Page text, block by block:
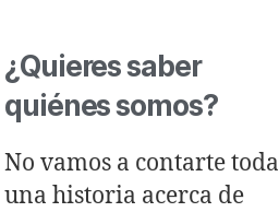
¿Quieres saber
quiénes somos?
No vamos a contarte toda
una historia acerca de